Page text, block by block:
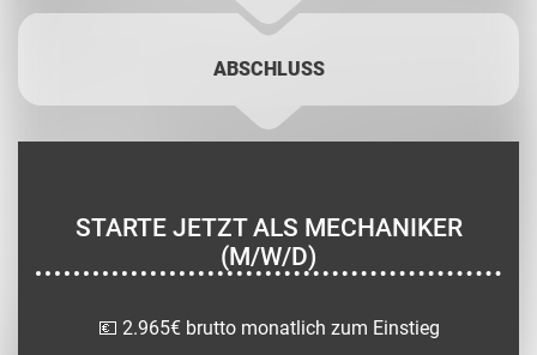
ABSCHLUSS
STARTE JETZT ALS MECHANIKER
(M/W/D)
💶 2.965€ brutto monatlich zum Einstieg